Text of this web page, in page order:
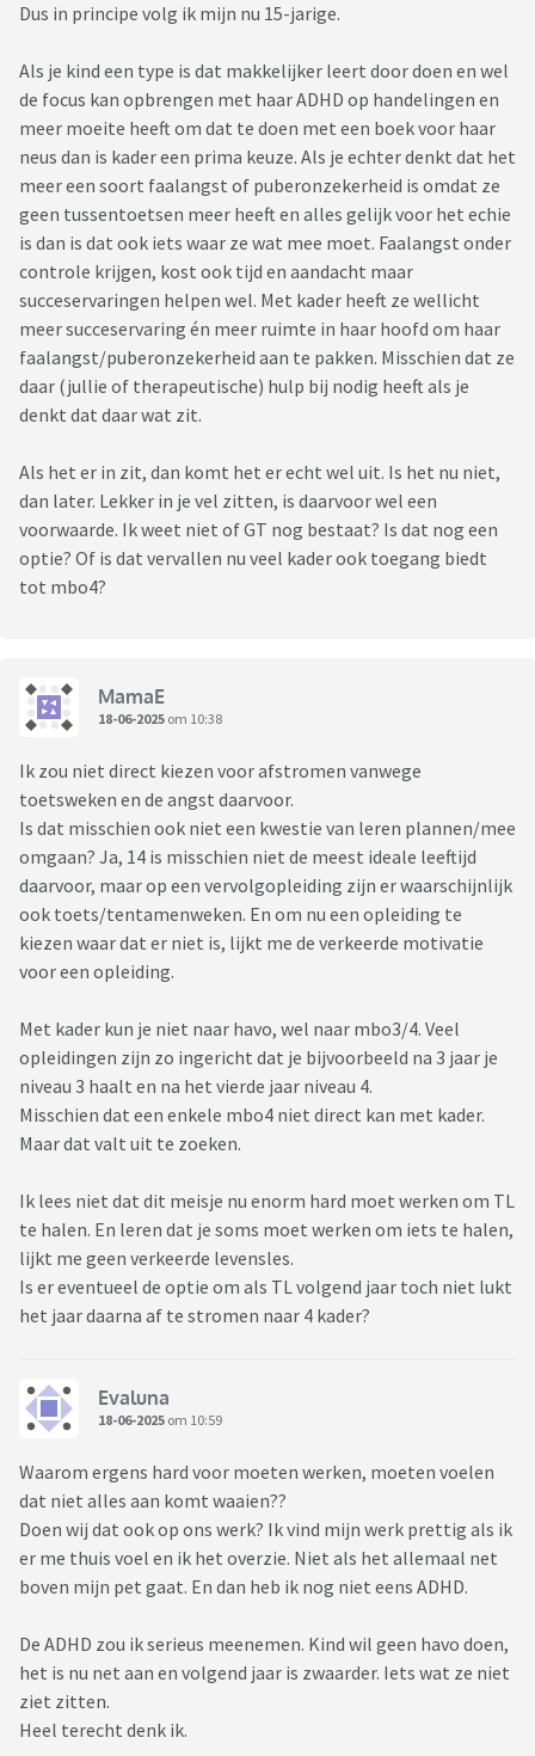
Dus in principe volg ik mijn nu 15-jarige.
Als je kind een type is dat makkelijker leert door doen en wel
de focus kan opbrengen met haar ADHD op handelingen en
meer moeite heeft om dat te doen met een boek voor haar
neus dan is kader een prima keuze. Als je echter denkt dat het
meer een soort faalangst of puberonzekerheid is omdat ze
geen tussentoetsen meer heeft en alles gelijk voor het echie
is dan is dat ook iets waar ze wat mee moet. Faalangst onder
controle krijgen, kost ook tijd en aandacht maar
succeservaringen helpen wel. Met kader heeft ze wellicht
meer succeservaring én meer ruimte in haar hoofd om haar
faalangst/puberonzekerheid aan te pakken. Misschien dat ze
daar (jullie of therapeutische) hulp bij nodig heeft als je
denkt dat daar wat zit.
Als het er in zit, dan komt het er echt wel uit. Is het nu niet,
dan later. Lekker in je vel zitten, is daarvoor wel een
voorwaarde. Ik weet niet of GT nog bestaat? Is dat nog een
optie? Of is dat vervallen nu veel kader ook toegang biedt
tot mbo4?
MamaE
18-06-2025 om 10:38
Ik zou niet direct kiezen voor afstromen vanwege
toetsweken en de angst daarvoor.
Is dat misschien ook niet een kwestie van leren plannen/mee
omgaan? Ja, 14 is misschien niet de meest ideale leeftijd
daarvoor, maar op een vervolgopleiding zijn er waarschijnlijk
ook toets/tentamenweken. En om nu een opleiding te
kiezen waar dat er niet is, lijkt me de verkeerde motivatie
voor een opleiding.
Met kader kun je niet naar havo, wel naar mbo3/4. Veel
opleidingen zijn zo ingericht dat je bijvoorbeeld na 3 jaar je
niveau 3 haalt en na het vierde jaar niveau 4.
Misschien dat een enkele mbo4 niet direct kan met kader.
Maar dat valt uit te zoeken.
Ik lees niet dat dit meisje nu enorm hard moet werken om TL
te halen. En leren dat je soms moet werken om iets te halen,
lijkt me geen verkeerde levensles.
Is er eventueel de optie om als TL volgend jaar toch niet lukt
het jaar daarna af te stromen naar 4 kader?
Evaluna
18-06-2025 om 10:59
Waarom ergens hard voor moeten werken, moeten voelen
dat niet alles aan komt waaien??
Doen wij dat ook op ons werk? Ik vind mijn werk prettig als ik
er me thuis voel en ik het overzie. Niet als het allemaal net
boven mijn pet gaat. En dan heb ik nog niet eens ADHD.
De ADHD zou ik serieus meenemen. Kind wil geen havo doen,
het is nu net aan en volgend jaar is zwaarder. Iets wat ze niet
ziet zitten.
Heel terecht denk ik.